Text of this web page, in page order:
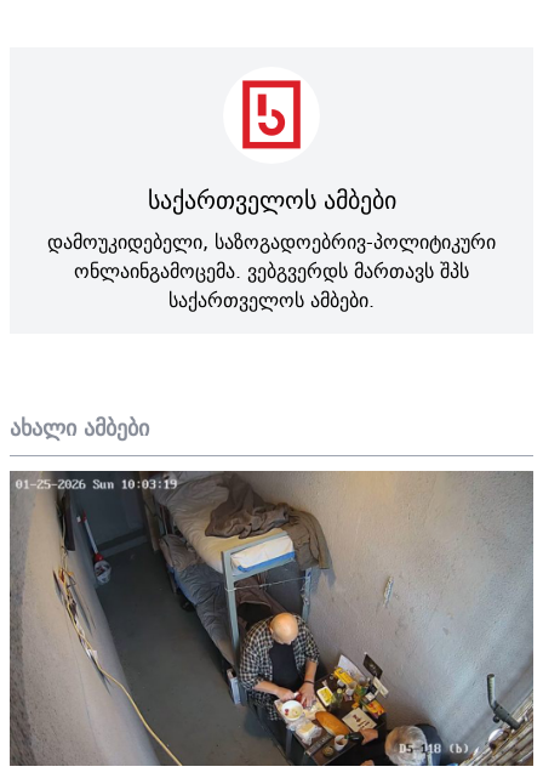
ახალი ამბები
საქართველოს ამბები
დამოუკიდებელი, საზოგადოებრივ-პოლიტიკური
ონლაინგამოცემა. ვებგვერდს მართავს შპს
საქართველოს ამბები.